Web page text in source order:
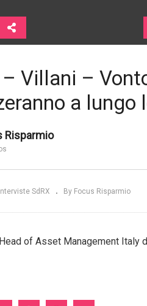
La Calce – Fideuram
sostenibilità
– Villani –
a
Risparmio
SdRX By Focus Risparmio
of Asset Management Italy